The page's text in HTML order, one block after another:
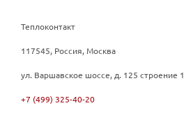
Теплоконтакт
117545, Россия, Москва
ул. Варшавское шоссе, д. 125 строение 1
+7 (499) 325-40-20